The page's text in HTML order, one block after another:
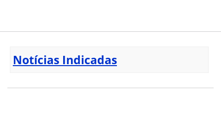
Notícias Indicadas